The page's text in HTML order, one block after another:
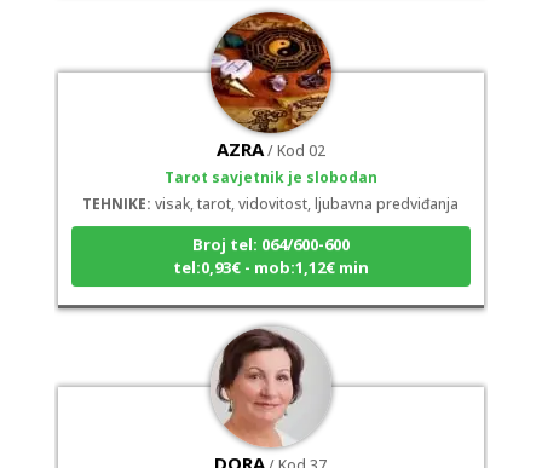
AZRA/ Kod 02
Tarot savjetnik je slobodan
visak, tarot, vidovitost, ljubavna predviđanja
Broj tel: 064/600-600
tel:0,93€ - mob:1,12€ min
DORA/ Kod 37